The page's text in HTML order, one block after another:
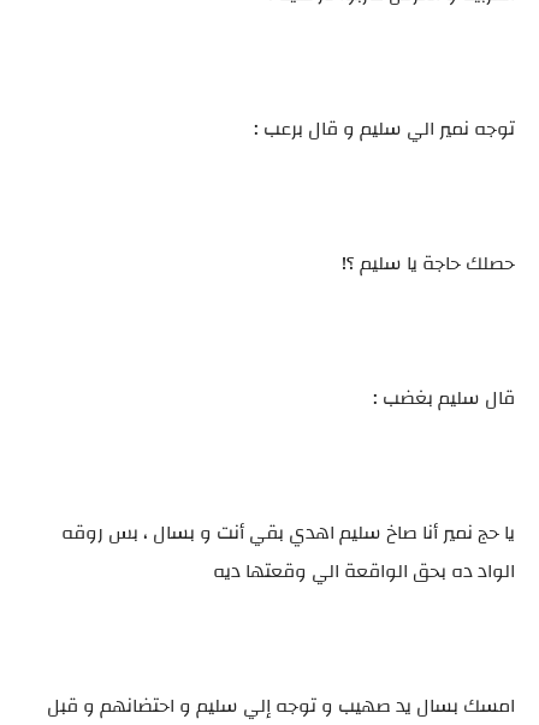
توجه نمير الي سليم و قال برعب :
حصلك حاجة يا سليم ؟!
قال سليم بغضب :
يا حج نمير أنا صاخ سليم اهدي بقي أنت و بسال ، بس روقه
الواد ده بحق الواقعة الي وقعتها ديه
امسك بسال يد صهيب و توجه إلي سليم و احتضانهم و قبل